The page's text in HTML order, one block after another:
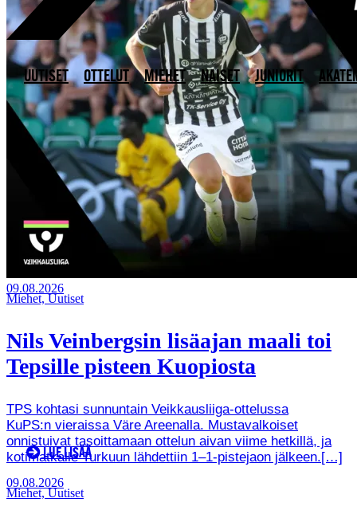
UUTISET OTTELUT MIEHET NAISET JUNIORIT
09.08.2026
Miehet, Uutiset
Nils Veinbergsin lisäajan maali toi
Tepsille pisteen Kuopiosta
TPS kohtasi sunnuntain Veikkausliiga-ottelussa
KuPS:n vieraissa Väre Areenalla. Mustavalkoiset
onnistuivat tasoittamaan ottelun aivan viime hetkillä, ja
kotimatkalle Turkuun lähdettiin 1–1-pistejaon jälkeen.[…]
LUE LISÄÄ
09.08.2026
Miehet, Uutiset